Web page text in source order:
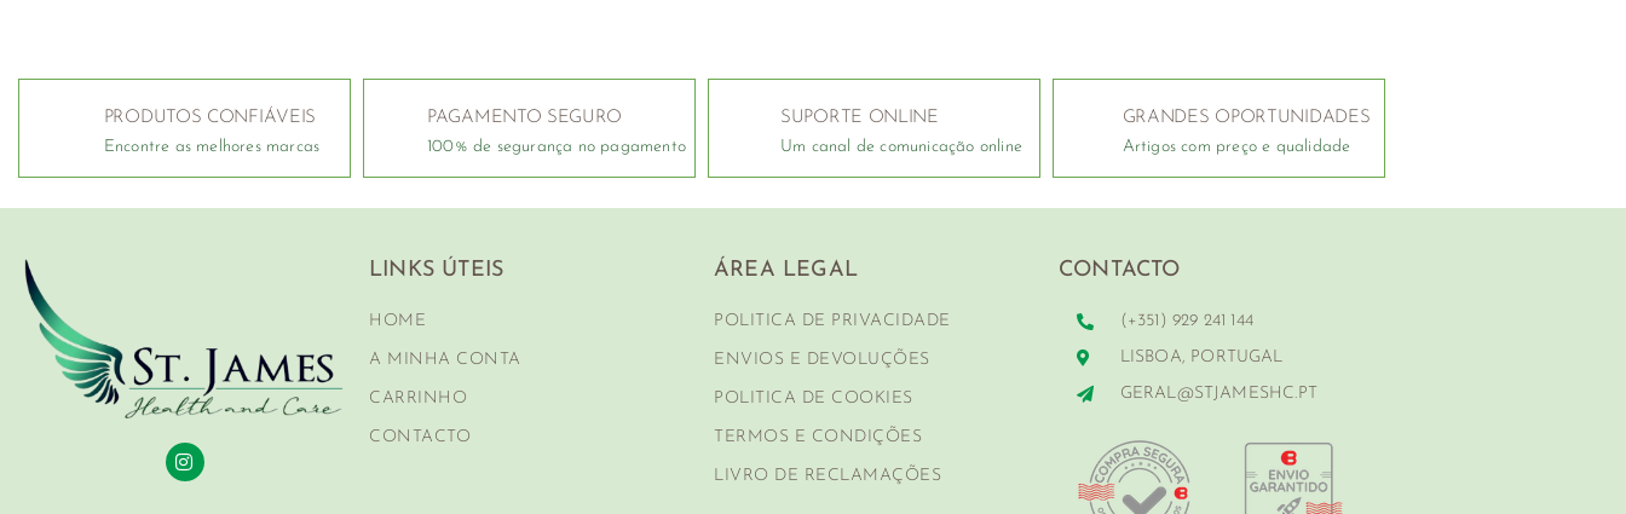
PRODUTOS CONFIÁVEIS
Encontre as melhores marcas
PAGAMENTO SEGURO
100% de segurança no pagamento
SUPORTE ONLINE
Um canal de comunicação online
GRANDES OPORTUNIDADES
Artigos com preço e qualidade
LINKS ÚTEIS
HOME
A MINHA CONTA
CARRINHO
CONTACTO
ÁREA LEGAL
POLITICA DE PRIVACIDADE
ENVIOS E DEVOLUÇÕES
POLITICA DE COOKIES
TERMOS E CONDIÇÕES
LIVRO DE RECLAMAÇÕES
CONTACTO
(+351) 929 241 144
LISBOA, PORTUGAL
GERAL@STJAMESHC.PT